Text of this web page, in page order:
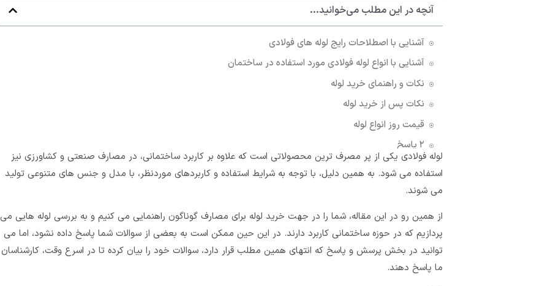
آنچه در این مطلب می‌خوانید...
آشنایی با اصطلاحات رایج لوله های فولادی
آشنایی با انواع لوله فولادی مورد استفاده در ساختمان
نکات و راهنمای خرید لوله
نکات پس از خرید لوله
قیمت روز انواع لوله
۲ پاسخ
دیدگاهتان را بنویسید لغو پاسخ
لوله فولادی یکی از پر مصرف‌ ترین محصولاتی است که علاوه بر کاربرد ساختمانی، در مصارف صنعتی و کشاورزی نیز
استفاده می شود. به همین دلیل، با توجه به شرایط استفاده و کاربردهای موردنظر، با مدل و جنس های متنوعی تولید
می‌ شوند.
از همین رو در این مقاله، شما را در جهت خرید لوله برای مصارف گوناگون راهنمایی می کنیم و به بررسی لوله‌ هایی می
پردازیم که در حوزه‌ ساختمانی کاربرد دارند. در این حین ممکن است به بعضی از سوالات شما پاسخ داده نشود، اما می‌
توانید در بخش پرسش و پاسخ که انتهای همین مطلب قرار دارد، سوالات خود را بیان کرده تا در اسرع وقت، کارشناسان
ما پاسخ دهند.